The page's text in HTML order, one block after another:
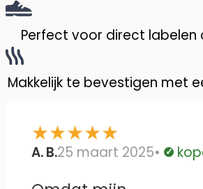
Perfect voor direct labelen
Makkelijk te bevestigen met
★★★★★
A. B.25 maart 2025